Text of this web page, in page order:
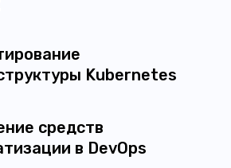
Kubernetes
средств
в DevOps